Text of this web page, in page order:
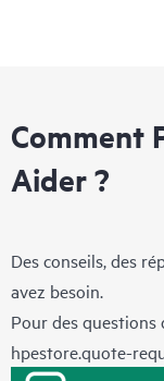
Comment
Aider ?
Des conseils, des
avez besoin.
Pour des questions
hpestore.quote-